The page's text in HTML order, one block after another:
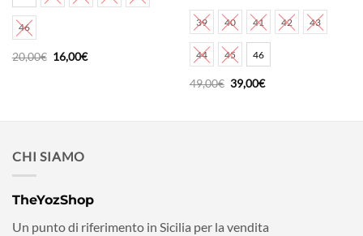
46
20,00€ Il
prezzo
16,00€Il
39 40 41 42 43
44 45 46
49,00€ Il
prezzo
39,00€Il
CHI SIAMO
TheYozShop
Un punto di riferimento in Sicilia per la vendita